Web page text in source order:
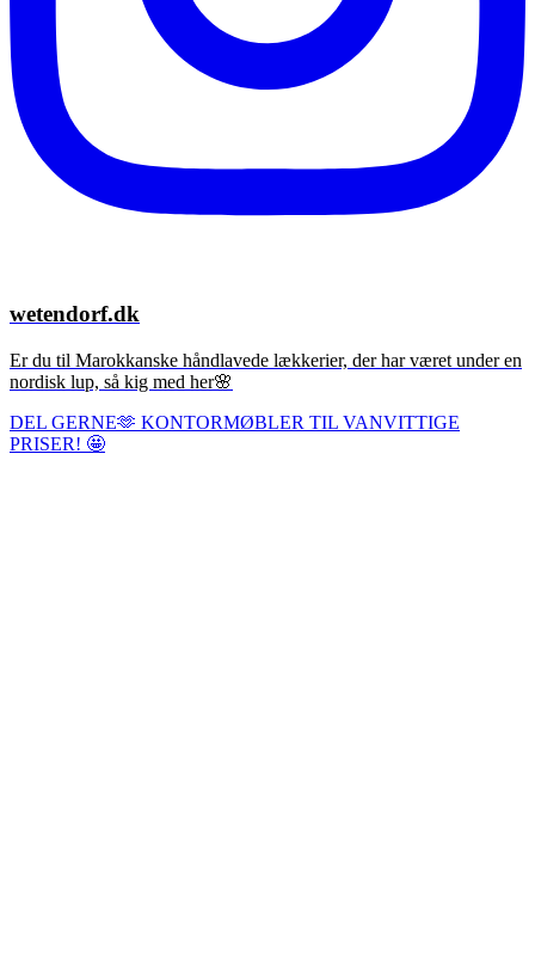
wetendorf.dk
Er du til Marokkanske håndlavede lækkerier, der har været under en
nordisk lup, så kig med her🌸
DEL GERNE🫶 KONTORMØBLER TIL VANVITTIGE
PRISER! 🤩